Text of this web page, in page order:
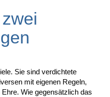
Sie sind verdichtete
mit eigenen Regeln,
Wie gegensätzlich das